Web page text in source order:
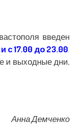
введен
с 17.00 до 23.00.
и выходные дни,
Анна Демченко